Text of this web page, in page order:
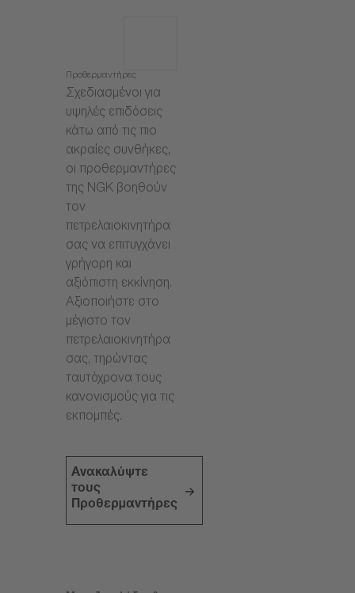
Προθερμαντήρες
Σχεδιασμένοι για
υψηλές επιδόσεις
κάτω από τις πιο
ακραίες συνθήκες,
οι προθερμαντήρες
της NGK βοηθούν
τον
πετρελαιοκινητήρα
σας να επιτυγχάνει
γρήγορη και
αξιόπιστη εκκίνηση.
Αξιοποιήστε στο
μέγιστο τον
πετρελαιοκινητήρα
σας, τηρώντας
ταυτόχρονα τους
κανονισμούς για τις
εκπομπές.
Ανακαλύψτε
τους
Προθερμαντήρες